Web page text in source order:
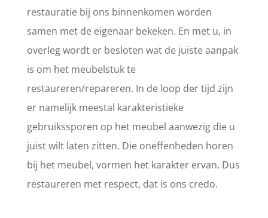
restauratie bij ons binnenkomen worden
samen met de eigenaar bekeken. En met u, in
overleg wordt er besloten wat de juiste aanpak
is om het meubelstuk te
restaureren/repareren. In de loop der tijd zijn
er namelijk meestal karakteristieke
gebruikssporen op het meubel aanwezig die u
juist wilt laten zitten. Die oneffenheden horen
bij het meubel, vormen het karakter ervan. Dus
restaureren met respect, dat is ons credo.